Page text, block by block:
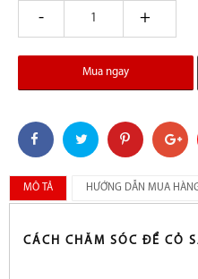
giam tang
Mua ngay
MÔ TẢ HƯỚNG DẪN MUA
CÁCH CHĂM SÓC ĐỂ CỎ